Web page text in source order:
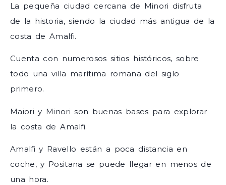
La pequeña ciudad cercana de Minori disfruta
de la historia, siendo la ciudad más antigua de la
costa de Amalfi.
Cuenta con numerosos sitios históricos, sobre
todo una villa marítima romana del siglo
primero.
Maiori y Minori son buenas bases para explorar
la costa de Amalfi.
Amalfi y Ravello están a poca distancia en
coche, y Positana se puede llegar en menos de
una hora.